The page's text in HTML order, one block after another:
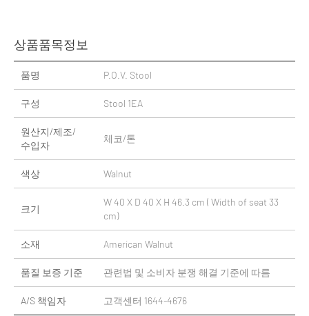
상품품목정보
품명 P.O.V. Stool
구성 Stool 1EA
원산지/제조/
수입자
체코/톤
색상 Walnut
크기
W 40 X D 40 X H 46.3 cm ( Width of seat 33
cm)
소재 American Walnut
품질 보증 기준 관련법 및 소비자 분쟁 해결 기준에 따름
A/S 책임자 고객센터 1644-4676